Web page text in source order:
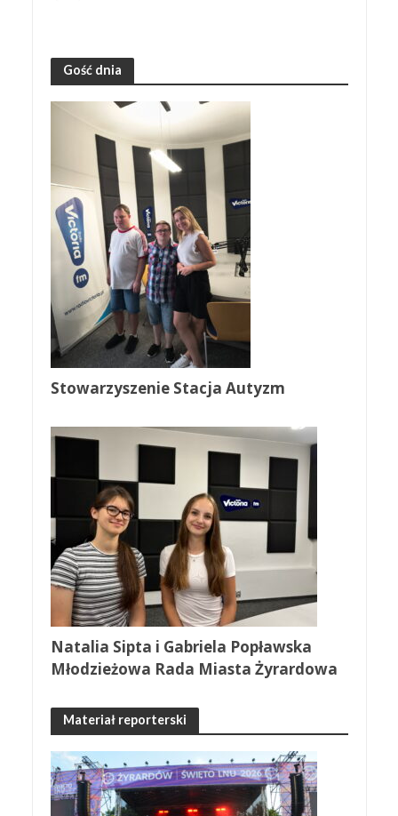
Gość dnia
Stowarzyszenie Stacja Autyzm
Natalia Sipta i Gabriela Popławska
Młodzieżowa Rada Miasta Żyrardowa
Materiał reporterski